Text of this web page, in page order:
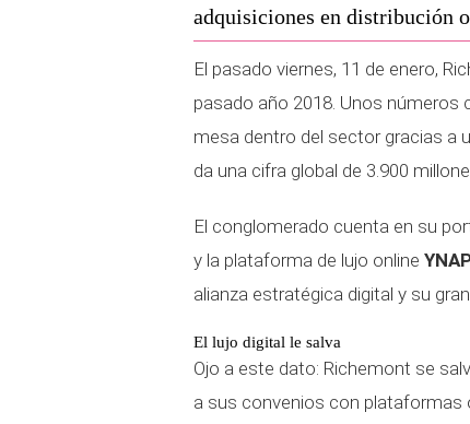
adquisiciones en distribución
El pasado viernes, 11 de enero,
pasado año 2018. Unos números
mesa dentro del sector gracias a
da una cifra global de 3.900
El conglomerado cuenta en su
y la plataforma de lujo online
alianza estratégica digital y su
El lujo digital le salva
Ojo a este dato: Richemont se
a sus convenios con plataformas